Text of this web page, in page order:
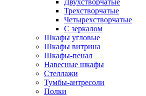
Трехстворчатые
Четырехстворчатые
С зеркалом
Шкафы угловые
Шкафы витрина
Шкафы-пенал
Навесные шкафы
Стеллажи
Тумбы-антресоли
Полки